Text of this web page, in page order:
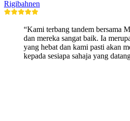
Rigibahnen
“Kami terbang tandem bersama
dan mereka sangat baik. Ia
yang hebat dan kami pasti akan
kepada sesiapa sahaja yang